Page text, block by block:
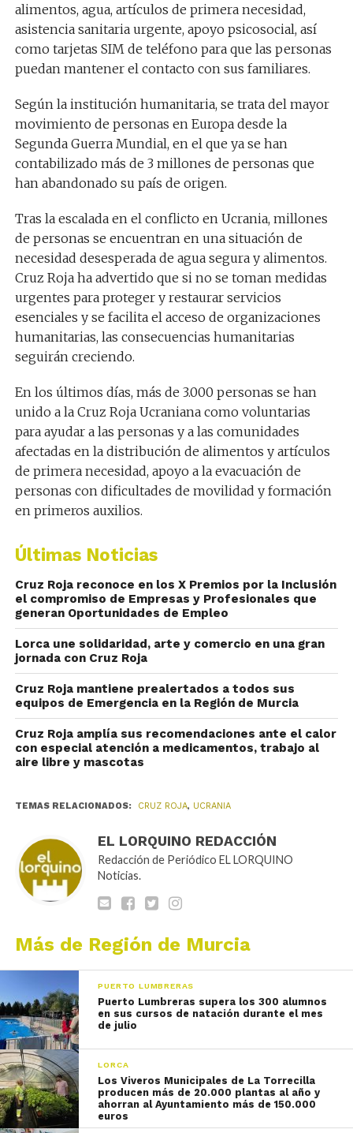
alimentos, agua, artículos de primera necesidad,
asistencia sanitaria urgente, apoyo psicosocial, así
como tarjetas SIM de teléfono para que las personas
puedan mantener el contacto con sus familiares.
Según la institución humanitaria, se trata del mayor
movimiento de personas en Europa desde la
Segunda Guerra Mundial, en el que ya se han
contabilizado más de 3 millones de personas que
han abandonado su país de origen.
Tras la escalada en el conflicto en Ucrania, millones
de personas se encuentran en una situación de
necesidad desesperada de agua segura y alimentos.
Cruz Roja ha advertido que si no se toman medidas
urgentes para proteger y restaurar servicios
esenciales y se facilita el acceso de organizaciones
humanitarias, las consecuencias humanitarias
seguirán creciendo.
En los últimos días, más de 3.000 personas se han
unido a la Cruz Roja Ucraniana como voluntarias
para ayudar a las personas y a las comunidades
afectadas en la distribución de alimentos y artículos
de primera necesidad, apoyo a la evacuación de
personas con dificultades de movilidad y formación
en primeros auxilios.
Últimas Noticias
Cruz Roja reconoce en los X Premios por la Inclusión
el compromiso de Empresas y Profesionales que
generan Oportunidades de Empleo
Lorca une solidaridad, arte y comercio en una gran
jornada con Cruz Roja
Cruz Roja mantiene prealertados a todos sus
equipos de Emergencia en la Región de Murcia
Cruz Roja amplía sus recomendaciones ante el calor
con especial atención a medicamentos, trabajo al
aire libre y mascotas
TEMAS RELACIONADOS: CRUZ ROJA, UCRANIA
EL LORQUINO REDACCIÓN
Redacción de Periódico EL LORQUINO
Noticias.
Más de Región de Murcia
PUERTO LUMBRERAS
Puerto Lumbreras supera los 300 alumnos
en sus cursos de natación durante el mes
de julio
LORCA
Los Viveros Municipales de La Torrecilla
producen más de 20.000 plantas al año y
ahorran al Ayuntamiento más de 150.000
euros